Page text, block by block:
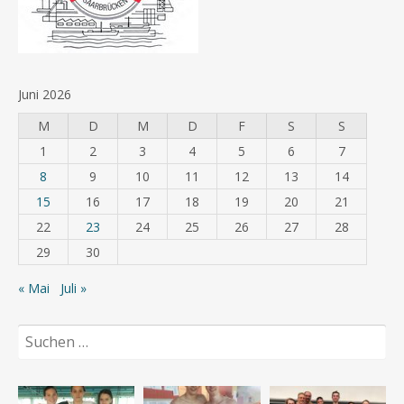
Juni 2026
M
D M D F S
S
1
2 3 4 5 6
7
8
9 10 11 12 13
14
15
16 17 18 19 20
21
22
23 24 25 26 27
28
29
30
« Mai Juli »
Suchen
nach: